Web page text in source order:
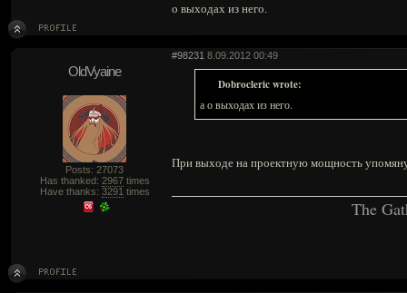
о выходах из него.
#98231 8.09.2012 00:49
OldVyaine
Posts: 27073
Has thanked: 2967times
Have thanks: 3291 times
Dobrocleric wrote:
а о выходах из него.
При выходе на проектную мощность
The